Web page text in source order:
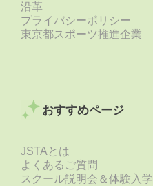
沿革
プライバシーポリシー
東京都スポーツ推進企業
おすすめページ
JSTAとは
よくあるご質問
スクール説明会＆体験入学